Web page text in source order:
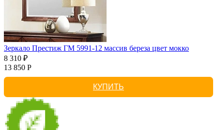
Зеркало Престиж ГМ 5991-12 массив береза цвет мокко
8 310 ₽
13 850 Р
КУПИТЬ